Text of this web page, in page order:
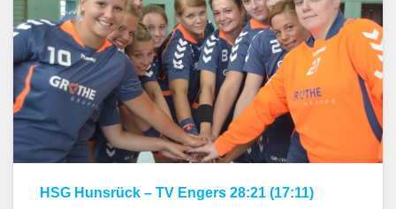
HSG Hunsrück – TV Engers 28:21 (17:11)